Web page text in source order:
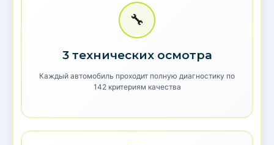
🔧
3 технических осмотра
Каждый автомобиль проходит полную диагностику по
142 критериям качества